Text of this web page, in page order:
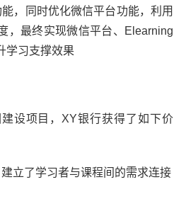
，同时优化微信平台功能，利用
，最终实现微信平台、Elearning
学习支撑效果
设项目，XY银行获得了如下价
立了学习者与课程间的需求连接